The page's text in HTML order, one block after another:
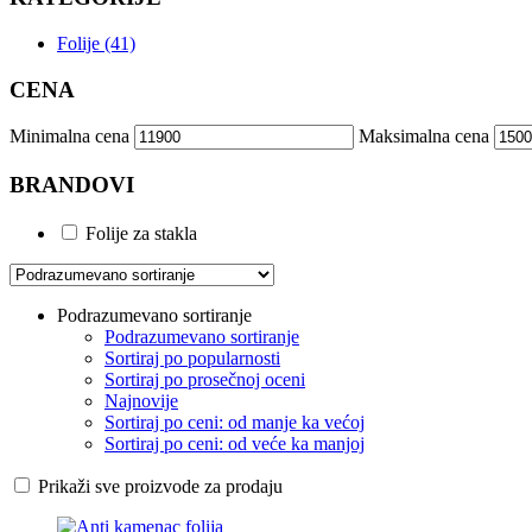
Folije (41)
CENA
Minimalna cena Maksimalna cena
BRANDOVI
Folije za stakla
Podrazumevano sortiranje
Podrazumevano sortiranje
Sortiraj po popularnosti
Sortiraj po prosečnoj oceni
Najnovije
Sortiraj po ceni: od manje ka većoj
Sortiraj po ceni: od veće ka manjoj
Prikaži sve proizvode za prodaju